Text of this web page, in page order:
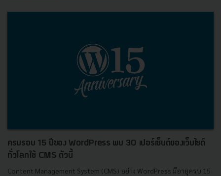
ครบรอบ 15 ปีของ WordPress พบ 30 เปอร์เซ็นต์ของเว็บไซต์
ทั่วโลกใช้ CMS ตัวนี้
Content Management System (CMS) อย่าง WordPress มีอายุครบ 15